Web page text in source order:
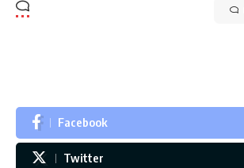
Facebook
Twitter